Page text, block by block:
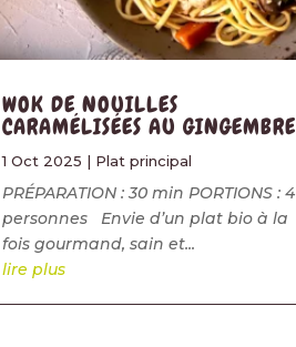
WOK DE NOUILLES
CARAMÉLISÉES AU GINGEMBRE
1 Oct 2025 | Plat principal
PRÉPARATION : 30 min PORTIONS : 4
personnes Envie d’un plat bio à la
fois gourmand, sain et...
lire plus